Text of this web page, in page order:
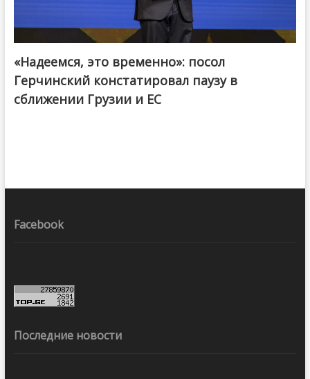
«Надеемся, это временно»: посол
Герчинский констатировал паузу в
сближении Грузии и ЕС
Facebook
Последние новости